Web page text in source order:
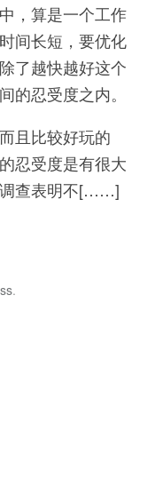
，算是一个工作
间长短，要优化
了越快越好这个
的忍受度之内。
且比较好玩的
忍受度是有很大
调查表明不[……]
.